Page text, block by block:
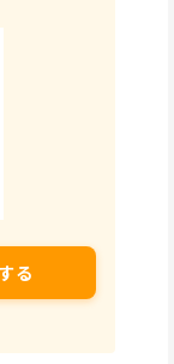
る